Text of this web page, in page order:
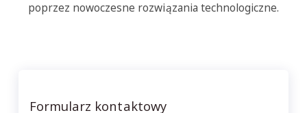
poprzez nowoczesne rozwiązania technologiczne.
Formularz kontaktowy